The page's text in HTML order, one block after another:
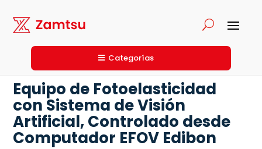
Categorías
Equipo de Fotoelasticidad
con Sistema de Visión
Artificial, Controlado desde
Computador EFOV Edibon